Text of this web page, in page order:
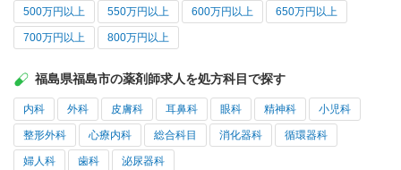
500万円以上 550万円以上 600万円以上 650万円以上
700万円以上 800万円以上
福島県福島市の薬剤師求人を処方科目で探す
内科 外科 皮膚科 耳鼻科 眼科 精神科 小児科
整形外科 心療内科 総合科目 消化器科 循環器科
婦人科 歯科 泌尿器科